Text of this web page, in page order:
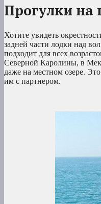
Прогулки на
Хотите увидеть
задней части лодки над
подходит для всех
Северной Каролины, в
даже на местном озере.
им с партнером.